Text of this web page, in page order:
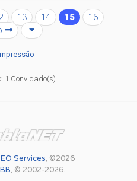
13 14 15
16
1 Convidado(s)
Services, ©2026
, © 2002-2026.